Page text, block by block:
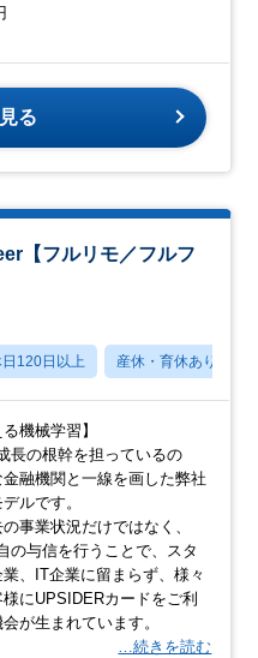
る
【フルリモ／フルフ
日120日以上 産休・育休あり
機械学習】
長の根幹を担っているの
融機関と一線を画した弊社
ルです。
事業状況だけではなく、
の与信を行うことで、スタ
、IT企業に留まらず、様々
にUPSIDERカードをご利
が生まれています。
…続きを読む